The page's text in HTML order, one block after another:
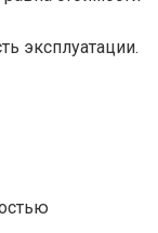
эксплуатации.